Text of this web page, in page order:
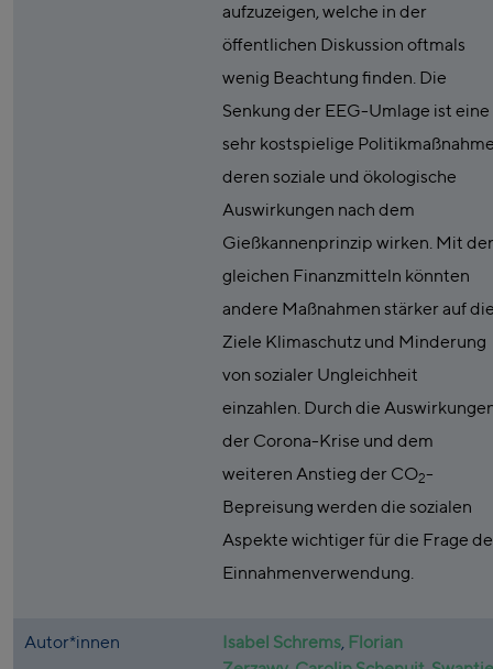
aufzuzeigen, welche in der
öffentlichen Diskussion oftmals
wenig Beachtung finden. Die
Senkung der EEG-Umlage ist eine
sehr kostspielige
deren soziale und ökologische
Auswirkungen nach dem
Gießkannenprinzip wirken. Mit
gleichen Finanzmitteln könnten
andere Maßnahmen stärker auf
Ziele Klimaschutz und Minderung
von sozialer Ungleichheit
einzahlen. Durch die
der Corona-Krise und dem
weiteren Anstieg der CO2-
Bepreisung werden die sozialen
Aspekte wichtiger für die Frage
Einnahmenverwendung.
Autor*innen Isabel Schrems, Florian